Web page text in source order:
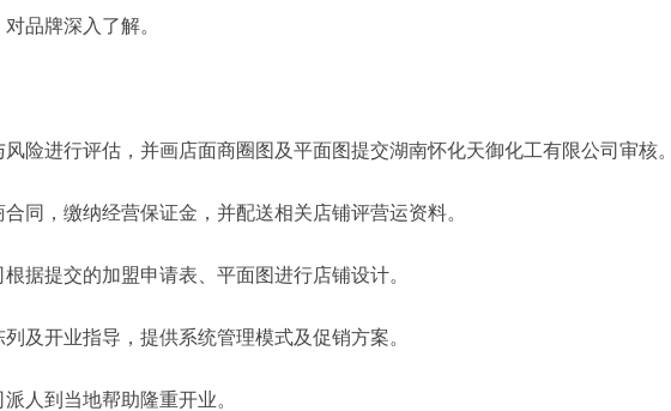
品牌深入了解。
险进行评估，并画店面商圈图及平面图提交湖南怀化天御化工有限公司审核。
同，缴纳经营保证金，并配送相关店铺评营运资料。
据提交的加盟申请表、平面图进行店铺设计。
及开业指导，提供系统管理模式及促销方案。
人到当地帮助隆重开业。